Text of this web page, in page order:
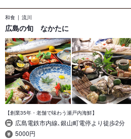
和食 流川
広島の旬 なかたに
【創業35年・老舗で味わう瀬戸内海鮮】
広島電鉄市内線､銀山町電停より徒歩2分
5000円